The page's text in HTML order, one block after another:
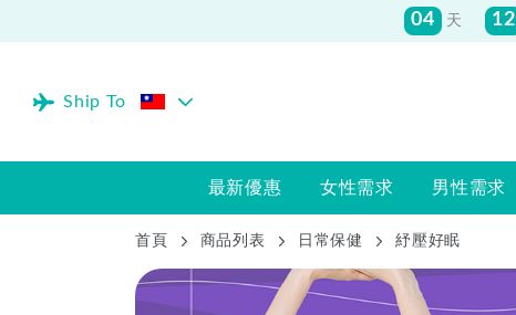
04 天 12
Ship To
最新優惠 女性需求 男性需求
首頁 商品列表 日常保健 紓壓好眠